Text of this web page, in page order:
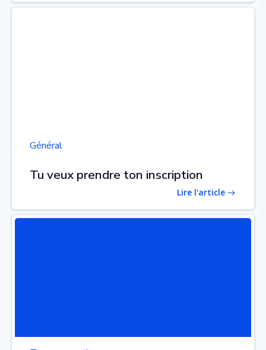
Général
Tu veux prendre ton inscription
Lire l'article